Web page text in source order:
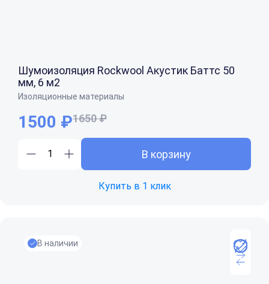
Шумоизоляция Rockwool Акустик Баттс 50
мм, 6 м2
Изоляционные материалы
1500 ₽1650 ₽
В корзину
Купить в 1 клик
В наличии